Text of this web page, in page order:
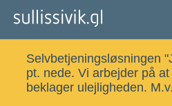
Selvbetjeningsløsningen
pt. nede. Vi arbejder på
beklager ulejligheden.